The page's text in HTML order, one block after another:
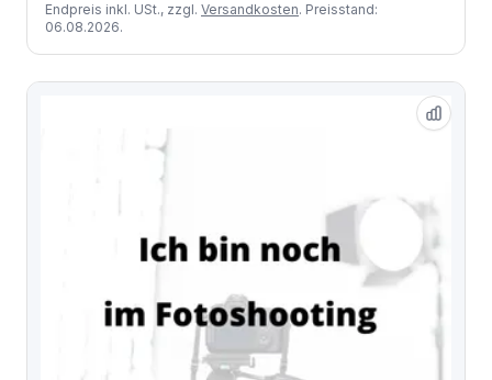
Endpreis inkl. USt., zzgl. Versandkosten. Preisstand:
06.08.2026.